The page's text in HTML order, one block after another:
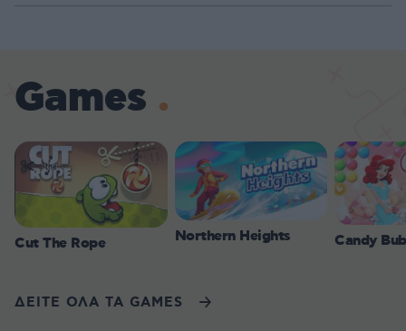
Games
Cut The Rope Northern Heights Candy
ΔΕΙΤΕ ΟΛΑ ΤΑ GAMES